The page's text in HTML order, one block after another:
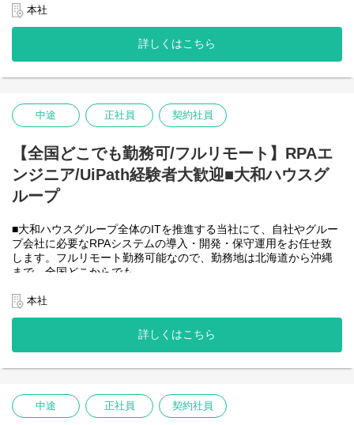
児、介護などとの両立も可能です。社員が仕事をしやすい環境を
務としチームの拡大を図っています。
なお、フルリモート勤務可能なので、勤務地は北海道から沖縄ま
で、日本全国どこからでも働いていただけます。
入社日以外の出社は年１～４回程度なので、入社後の勤務地は国
また、働く時間に制限もなく、月160時間の勤務で、午前５時～２
を途中で中断したり、働く時間を調整できるので、家事、育児、
介護などとの両立も可能です。社員が仕事をしやすい環境を整え
フレックスです。
●AIチーム(４名)●
業務内容
・Microsoft Copilot を利用したエージェント運用・管理
・生成AIを用いたAIエージェントの設計・開発・改善
・Azureを利用したAIエージェント基盤の構築・連携
・AIエージェントの運用支援
入社後は研修の後、チーム開発をベースにOJTを行いながら実案
＜クライアントは大和ハウスグループ全体＞
出資は大和ハウス本体になりますが、売上好調かつDX推進の優先
度が高いため、投資を惜しむことはありません。
潤沢なリソースのもと、最上流から変革を進めていくことが可能
本社
詳しくはこちら
中途 正社員 契約社員
【全国どこでも勤務可/フルリモート】RPAエ
ンジニア/UiPath経験者大歓迎■大和ハウスグ
ループ
■大和ハウスグループ全体のITを推進する当社にて、自社やグルー
プ会社に必要なRPAシステムの導入・開発・保守運用をお任せ致
します。フルリモート勤務可能なので、勤務地は北海道から沖縄
まで、全国どこからでも
社後の勤務地は問いません。また、働く時間に制限もなく、月160
時間の勤務で、午前５時～２２時までの間であれば、自由な時間
に働いていただけます。業務を途中で中断したり、働く時間を調
整できるので、家事、育児、介護などとの両立も可能です。社員
ると思っておりますのでフルフレックスです。
＜クライアントは大和ハウスグループ全体＞
本社
詳しくはこちら
中途 正社員 契約社員